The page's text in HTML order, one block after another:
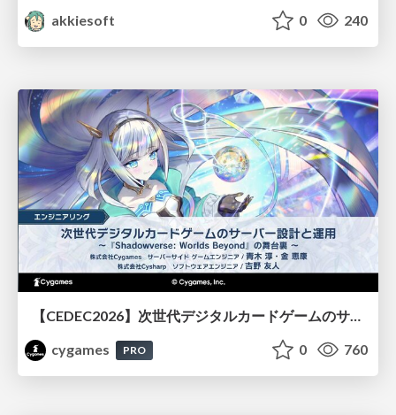
akkiesoft
0 240
【CEDEC2026】次世代デジタルカードゲームのサーバー設計と運用 〜『Shadowverse: Worlds Beyond』の舞台裏～
cygames
PRO 0 760